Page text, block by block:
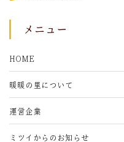
メニュー
HOME
暖暖の里について
運営企業
ミツイからのお知らせ